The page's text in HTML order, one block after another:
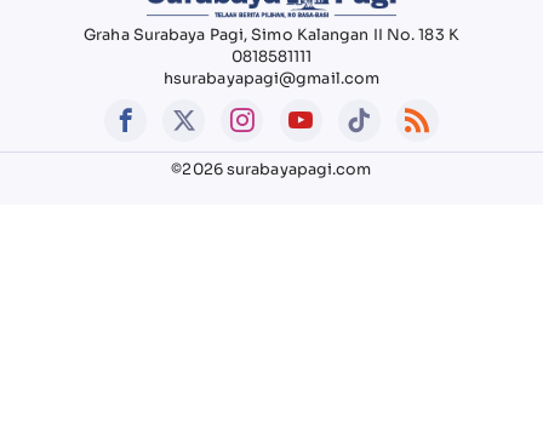
Graha Surabaya Pagi, Simo Kalangan II No. 183 K
0818581111
hsurabayapagi@gmail.com
©2026 surabayapagi.com